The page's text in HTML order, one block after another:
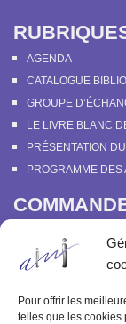
Pour offrir les
telles que les cookies
AGENDA
CATALOGUE
GROUPE
LE LIVRE BLANC
PRÉSENTATION
PROGRAMME DES
SOUTENIR
COMMANDER OU
“MÉTAPSYCHIQUE”